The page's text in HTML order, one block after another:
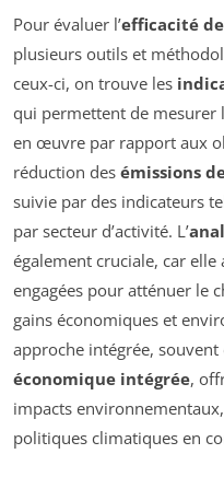
Pour évaluer l’efficacité
plusieurs outils et
ceux-ci, on trouve les
qui permettent de mesurer
en œuvre par rapport aux
réduction des émissions
suivie par des indicateurs
par secteur d’activité. L’
également cruciale, car elle
engagées pour atténuer le
gains économiques et
approche intégrée, souvent
économique intégrée,
impacts
politiques climatiques en